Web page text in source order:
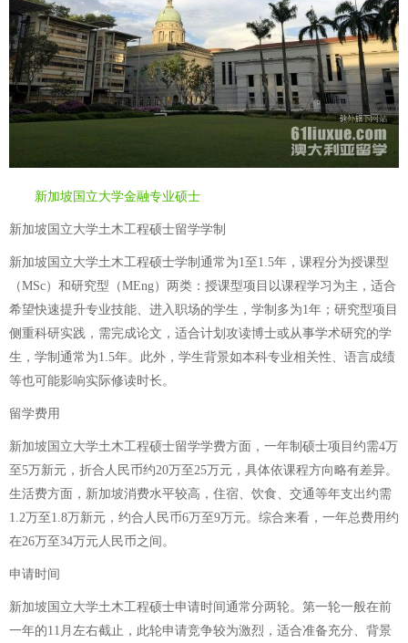
新加坡国立大学金融专业硕士
新加坡国立大学土木工程硕士留学学制
新加坡国立大学土木工程硕士学制通常为1至1.5年，课程分为授课型
（MSc）和研究型（MEng）两类：授课型项目以课程学习为主，适合
希望快速提升专业技能、进入职场的学生，学制多为1年；研究型项目
侧重科研实践，需完成论文，适合计划攻读博士或从事学术研究的学
生，学制通常为1.5年。此外，学生背景如本科专业相关性、语言成绩
等也可能影响实际修读时长。
留学费用
新加坡国立大学土木工程硕士留学学费方面，一年制硕士项目约需4万
至5万新元，折合人民币约20万至25万元，具体依课程方向略有差异。
生活费方面，新加坡消费水平较高，住宿、饮食、交通等年支出约需
1.2万至1.8万新元，约合人民币6万至9万元。综合来看，一年总费用约
在26万至34万元人民币之间。
申请时间
新加坡国立大学土木工程硕士申请时间通常分两轮。第一轮一般在前
一年的11月左右截止，此轮申请竞争较为激烈，适合准备充分、背景